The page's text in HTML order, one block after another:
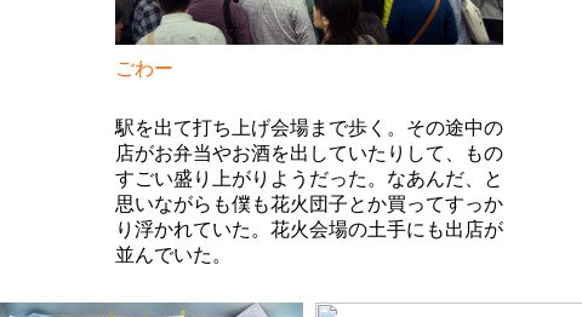
ごわー
駅を出て打ち上げ会場まで歩く。その途中の
店がお弁当やお酒を出していたりして、もの
すごい盛り上がりようだった。なあんだ、と
思いながらも僕も花火団子とか買ってすっか
り浮かれていた。花火会場の土手にも出店が
並んでいた。